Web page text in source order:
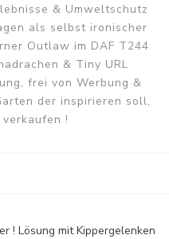
& Umweltschutz
als selbst ironischer
Outlaw im DAF T244
& Tiny URL
frei von Werbung &
der inspirieren soll,
!
! Lösung mit Kippergelenken